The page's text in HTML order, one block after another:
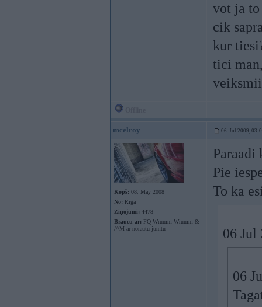
vot ja
cik
kur
tici
mcelroy 06. Jul 2009,
Kopš: 08. May 2008
No: Rīga
Ziņojumi: 4478
Braucu ar: FQ Wrumm Wrumm &
///M ar norautu jumtu
Paraadi
Pie
To ka
06 Jul
06